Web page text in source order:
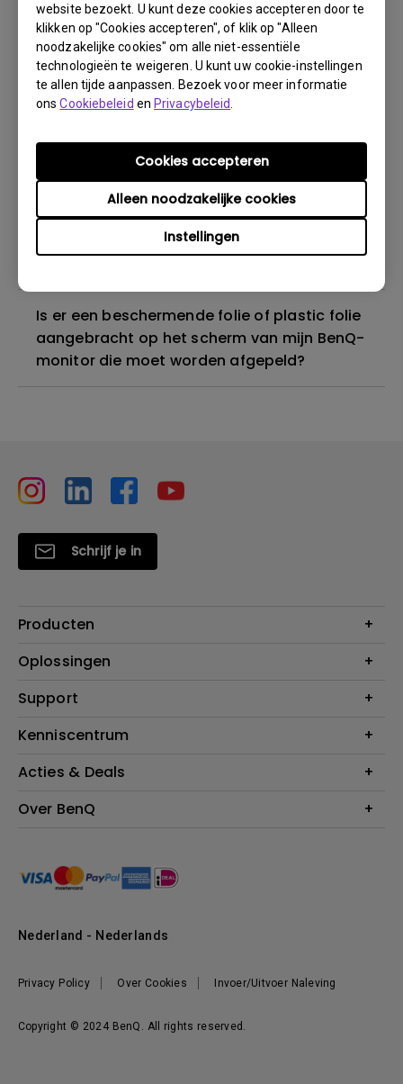
website bezoekt. U kunt deze cookies accepteren door te
klikken op "Cookies accepteren", of klik op "Alleen
noodzakelijke cookies" om alle niet-essentiële
technologieën te weigeren. U kunt uw cookie-instellingen
te allen tijde aanpassen. Bezoek voor meer informatie
onsCookiebeleid enPrivacybeleid
Instellingen
Alleen noodzakelijke cookies
Cookies accepteren
Wat is backlight bleeding of backlight
leakage?
Wat is image sticking, hoe is dit te
vermijden en hoe kan ik het weg krijgen?
Waarom flikkert mijn monitor?
Wat is het maximale detectiebereik van de
ECO-sensor? Waarom werkt de ECO-sensor
Is er een beschermende folie of plastic folie
aangebracht op het scherm van mijn BenQ-
monitor die moet worden afgepeld?
Schrijf je in
Producten
Projectoren
Verlichting
Speakers
Oplossingen
Education
Support
Contact
BenQ Shop - FAQ
BenQ Shop - Retourneren
Kenniscentrum
Blog
Acties & Deals
Evenementen & Promoties
Over BenQ
Management
Nieuws
Werken bij BenQ
Copyright © 2024 BenQ. All rights reserved.
Privacy Policy Over Cookies Invoer/Uitvoer Naleving
Nederland - Nederlands